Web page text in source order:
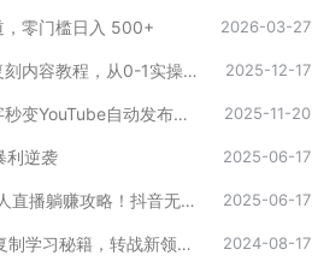
，零门槛日入 500+ 2026-03-27
抖音百万爆款账号，一比一复刻内容教程，从0-1实操课，小白也能学会，复制爆款，月入10w+ 2025-12-17
一键制作爆款故事视频！文字秒变YouTube自动发布的傻瓜式教程 2025-11-20
利逆袭 2025-06-17
2025最新暴利项目！抖音无人直播躺赚攻略！抖音无人直播3.0玩法！0门槛… 2025-06-17
短视频 IP实战课，独创一键复制学习秘籍，转战新领域，月赚五万轻松行 2024-08-17